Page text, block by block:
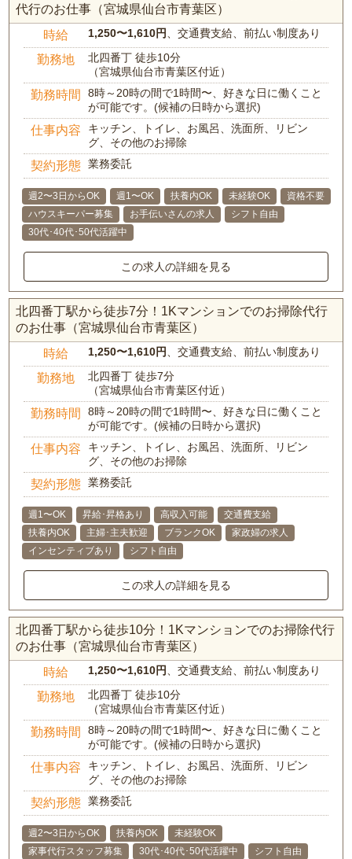
代行のお仕事（宮城県仙台市青葉区）
時給 1,250〜1,610円 、交通費支給、前払い制度あり
勤務地
北四番丁 徒歩10分
（宮城県仙台市青葉区付近）
勤務時間
8時～20時の間で1時間〜、好きな日に働くこと
が可能です。(候補の日時から選択)
仕事内容
キッチン、トイレ、お風呂、洗面所、リビン
グ、その他のお掃除
契約形態 業務委託
週2〜3日からOK 週1〜OK 扶養内OK 未経験OK
資格不要
ハウスキーパー募集
お手伝いさんの求人
シフト自由
30代･40代･50代活躍中
この求人の詳細を見る
北四番丁駅から徒歩7分！1Kマンションでのお掃除代行
のお仕事（宮城県仙台市青葉区）
時給 1,250〜1,610円 、交通費支給、前払い制度あり
勤務地
北四番丁 徒歩7分
（宮城県仙台市青葉区付近）
勤務時間
8時～20時の間で1時間〜、好きな日に働くこと
が可能です。(候補の日時から選択)
仕事内容
キッチン、トイレ、お風呂、洗面所、リビン
グ、その他のお掃除
契約形態 業務委託
週1〜OK 昇給･昇格あり 高収入可能
交通費支給
扶養内OK
主婦･主夫歓迎 ブランクOK
家政婦の求人
インセンティブあり
シフト自由
この求人の詳細を見る
北四番丁駅から徒歩10分！1Kマンションでのお掃除代行
のお仕事（宮城県仙台市青葉区）
時給 1,250〜1,610円 、交通費支給、前払い制度あり
勤務地
北四番丁 徒歩10分
（宮城県仙台市青葉区付近）
勤務時間
8時～20時の間で1時間〜、好きな日に働くこと
が可能です。(候補の日時から選択)
仕事内容
キッチン、トイレ、お風呂、洗面所、リビン
グ、その他のお掃除
契約形態 業務委託
週2〜3日からOK 扶養内OK
未経験OK
家事代行スタッフ募集
30代･40代･50代活躍中 シフト自由